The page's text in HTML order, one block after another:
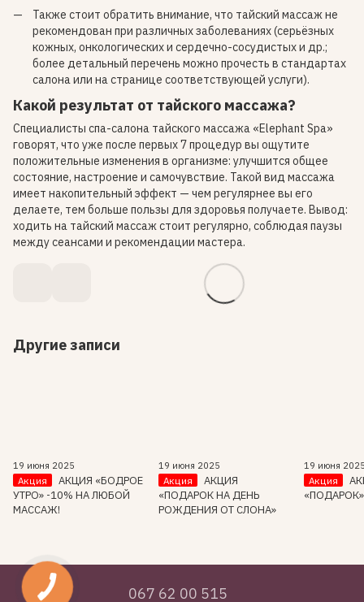
Также стоит обратить внимание, что тайский массаж не
рекомендован при различных заболеваниях (серьёзных
кожных, онкологических и сердечно-сосудистых и др.;
более детальный перечень можно прочесть в стандартах
салона или на странице соответствующей услуги).
Какой результат от тайского массажа?
Специалисты спа-салона тайского массажа «Elephant Spa»
говорят, что уже после первых 7 процедур вы ощутите
положительные изменения в организме: улучшится общее
состояние, настроение и самочувствие. Такой вид массажа
имеет накопительный эффект — чем регулярнее вы его
делаете, тем больше пользы для здоровья получаете. Вывод:
ходить на тайский массаж стоит регулярно, соблюдая паузы
между сеансами и рекомендации мастера.
Другие записи
19 июня 2025
Акция
АКЦИЯ «БОДРОЕ
УТРО» -10% НА ЛЮБОЙ
МАССАЖ!
19 июня 2025
Акция
АКЦИЯ
«ПОДАРОК НА ДЕНЬ
РОЖДЕНИЯ ОТ СЛОНА»
19 июня
Акция
«ПОДАРОК»
067 62 00 515